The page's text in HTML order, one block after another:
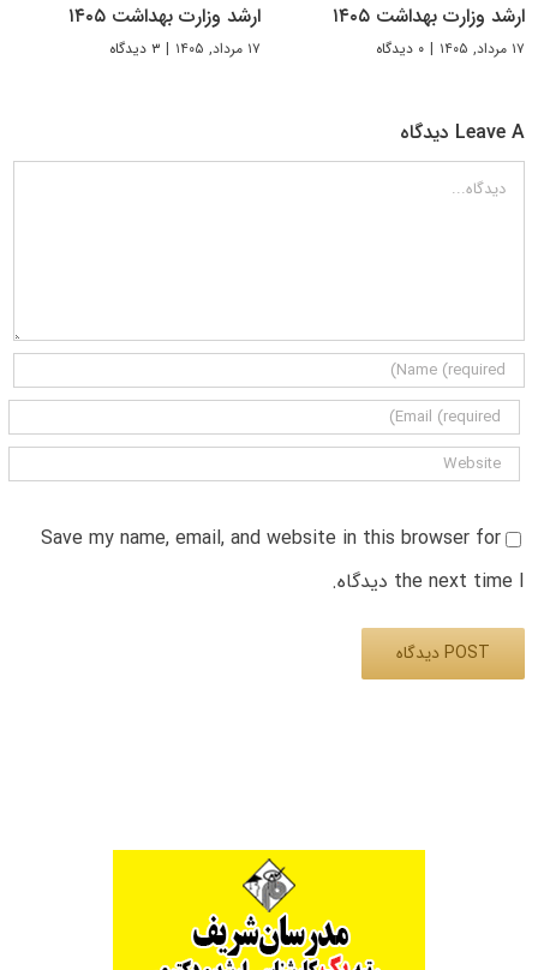
ارشد وزارت بهداشت ۱۴۰۵
۱۷ مرداد, ۱۴۰۵ | ۰ دیدگاه
ارشد وزارت بهداشت ۱۴۰۵
۱۷ مرداد, ۱۴۰۵ | ۳ دیدگاه
Leave A دیدگاه
دیدگاه
Save my name, email, and website in this browser for
the next time I دیدگاه.